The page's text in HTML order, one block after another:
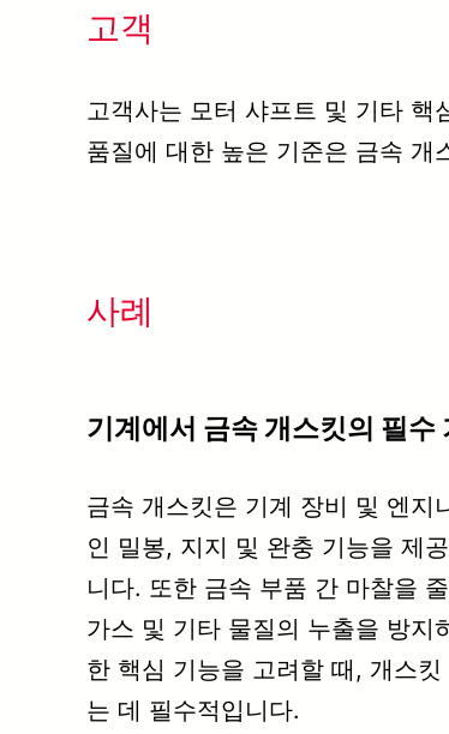
고객
고객사는 모터 샤프트 및 기타 핵
품질에 대한 높은 기준은 금속 개
사례
기계에서 금속 개스킷의 필수
금속 개스킷은 기계 장비 및 엔지
인 밀봉, 지지 및 완충 기능을 제
니다. 또한 금속 부품 간 마찰을
가스 및 기타 물질의 누출을 방지
한 핵심 기능을 고려할 때, 개스
는 데 필수적입니다.